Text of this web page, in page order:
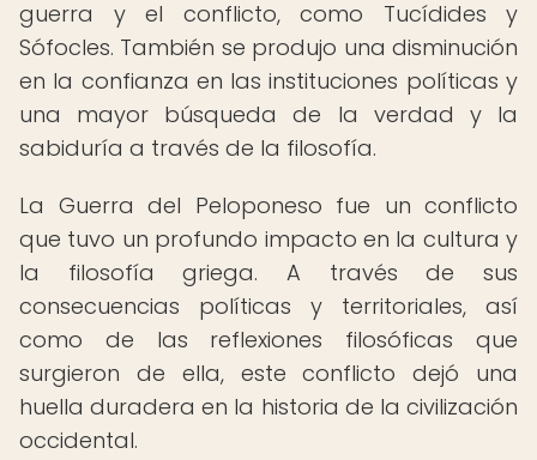
guerra y el conflicto, como Tucídides y
Sófocles. También se produjo una disminución
en la confianza en las instituciones políticas y
una mayor búsqueda de la verdad y la
sabiduría a través de la filosofía.
La Guerra del Peloponeso fue un conflicto
que tuvo un profundo impacto en la cultura y
la filosofía griega. A través de sus
consecuencias políticas y territoriales, así
como de las reflexiones filosóficas que
surgieron de ella, este conflicto dejó una
huella duradera en la historia de la civilización
occidental.